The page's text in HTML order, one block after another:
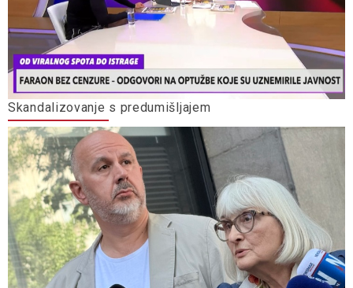
Skandalizovanje s predumišljajem